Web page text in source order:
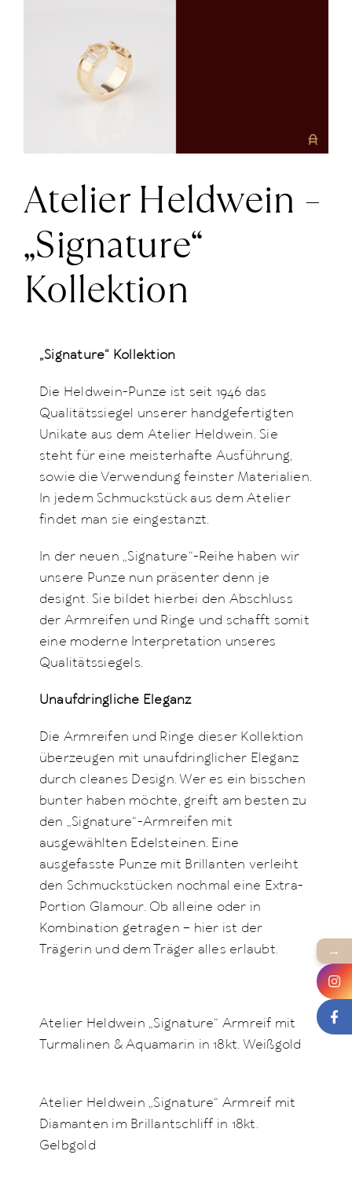
+43 (0) 15125781
Atelier Heldwein –
„Signature“
Kollektion
„Signature“ Kollektion
Die Heldwein-Punze ist seit 1946 das
Qualitätssiegel unserer handgefertigten
Unikate aus dem Atelier Heldwein. Sie
steht für eine meisterhafte Ausführung,
sowie die Verwendung feinster Materialien.
In jedem Schmuckstück aus dem Atelier
findet man sie eingestanzt.
In der neuen „Signature“-Reihe haben wir
unsere Punze nun präsenter denn je
designt. Sie bildet hierbei den Abschluss
der Armreifen und Ringe und schafft somit
eine moderne Interpretation unseres
Qualitätssiegels.
Unaufdringliche Eleganz
Die Armreifen und Ringe dieser Kollektion
überzeugen mit unaufdringlicher Eleganz
durch cleanes Design. Wer es ein bisschen
bunter haben möchte, greift am besten zu
den „Signature“-Armreifen mit
ausgewählten Edelsteinen. Eine
ausgefasste Punze mit Brillanten verleiht
den Schmuckstücken nochmal eine Extra-
Portion Glamour. Ob alleine oder in
Kombination getragen – hier ist der
Trägerin und dem Träger alles erlaubt.
Atelier Heldwein „Signature“ Armreif mit
Turmalinen & Aquamarin in 18kt. Weißgold
Atelier Heldwein „Signature“ Armreif mit
Diamanten im Brillantschliff in 18kt.
Gelbgold
→